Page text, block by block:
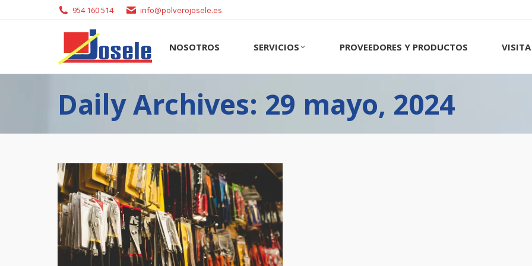
954 160 514 info@polverojosele.es
NOSOTROS SERVICIOS PROVEEDORES Y PRODUCTOS VISITA
Daily Archives: 29 mayo, 2024
NOSOTROS SERVICIOS PROVEEDORES Y PRODUCTOS VISITA